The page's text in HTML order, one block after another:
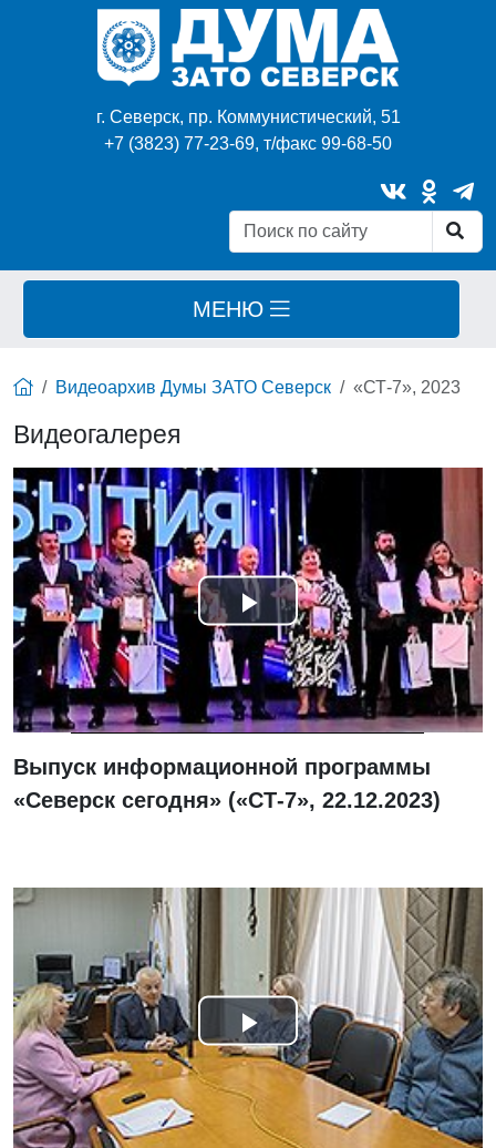
г. Северск, пр. Коммунистический, 51
+7 (3823) 77-23-69, т/факс 99-68-50
МЕНЮ
Видеоархив Думы ЗАТО Северск «СТ-7», 2023
Видеогалерея
Смотреть
видео
Выпуск информационной программы
«Северск сегодня» («СТ-7», 22.12.2023)
Смотреть
видео